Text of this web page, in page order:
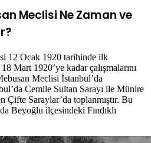
Meclisi Ne Zaman ve
12 Ocak 1920 tarihinde ilk
Mart 1920’ye kadar çalışmalarını
Meclisi İstanbul’da
Cemile Sultan Sarayı ile Münire
Çifte Saraylar’da toplanmıştır. Bu
Beyoğlu ilçesindeki Fındıklı